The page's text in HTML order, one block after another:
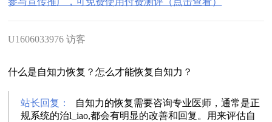
U1606033976 访客
什么是自知力恢复？怎么才能恢复自知力？
站长回复：
自知力的恢复需要咨询专业医师，通常是正
规系统的治l_iao,都会有明显的改善和回复。用来评估自